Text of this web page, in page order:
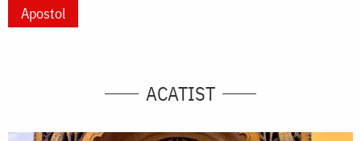
Apostol
ACATIST